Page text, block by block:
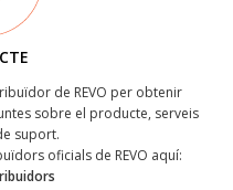
de REVO per obtenir
sobre el producte, serveis
suport.
oficials de REVO aquí: